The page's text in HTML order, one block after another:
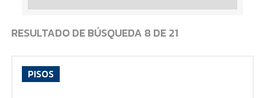
RESULTADO DE BÚSQUEDA 8DE21
PISOS